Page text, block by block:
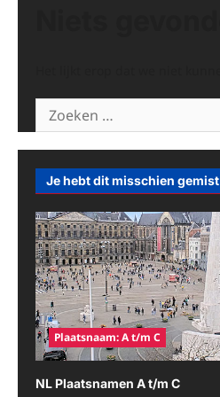
Zoeken
naar:
Je hebt dit misschien gemist
Plaatsnaam: A t/m C
NL Plaatsnamen A t/m C